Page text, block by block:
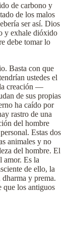
de carbono y
de los malos
ser así. Dios
y exhale dióxido
debe tomar lo
Basta con que
ustedes el
la creación —
de sus propias
ha caído por
rastro de una
del hombre
Estas dos
animales y no
del hombre. El
amor. Es la
de ello, la
y prema.
que los antiguos